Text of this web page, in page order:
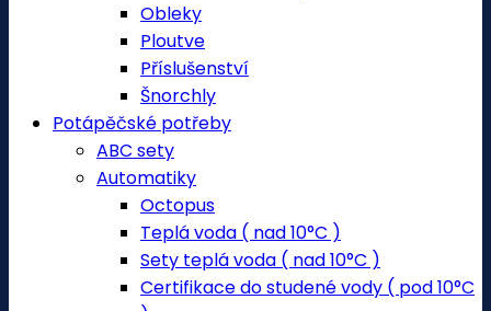
Obleky
Ploutve
Příslušenství
Šnorchly
Potápěčské potřeby
ABC sety
Automatiky
Octopus
Teplá voda ( nad 10°C )
Sety teplá voda ( nad 10°C )
Certifikace do studené vody ( pod 10°C